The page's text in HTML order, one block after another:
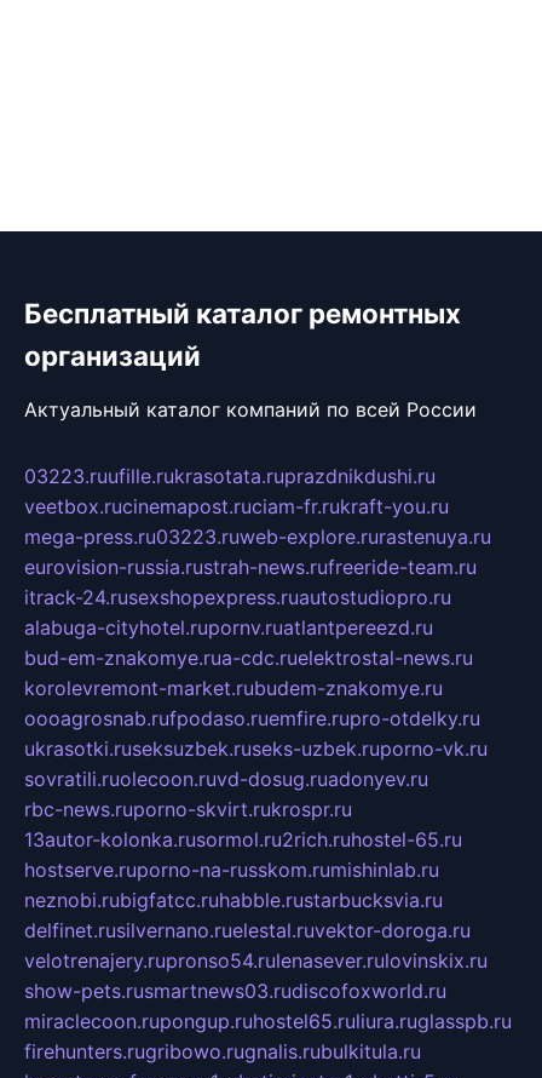
Бесплатный каталог ремонтных
организаций
Актуальный каталог компаний по всей России
03223.ruufille.rukrasotata.ruprazdnikdushi.ru
veetbox.rucinemapost.ruciam-fr.rukraft-you.ru
mega-press.ru03223.ruweb-explore.rurastenuya.ru
eurovision-russia.rustrah-news.rufreeride-team.ru
itrack-24.rusexshopexpress.ruautostudiopro.ru
alabuga-cityhotel.rupornv.ruatlantpereezd.ru
bud-em-znakomye.rua-cdc.ruelektrostal-news.ru
korolevremont-market.rubudem-znakomye.ru
oooagrosnab.rufpodaso.ruemfire.rupro-otdelky.ru
ukrasotki.ruseksuzbek.ruseks-uzbek.ruporno-vk.ru
sovratili.ruolecoon.ruvd-dosug.ruadonyev.ru
rbc-news.ruporno-skvirt.rukrospr.ru
13autor-kolonka.rusormol.ru2rich.ruhostel-65.ru
hostserve.ruporno-na-russkom.rumishinlab.ru
neznobi.rubigfatcc.ruhabble.rustarbucksvia.ru
delfinet.rusilvernano.ruelestal.ruvektor-doroga.ru
velotrenajery.rupronso54.rulenasever.rulovinskix.ru
show-pets.rusmartnews03.rudiscofoxworld.ru
miraclecoon.rupongup.ruhostel65.ruliura.ruglasspb.ru
firehunters.rugribowo.rugnalis.rubulkitula.ru